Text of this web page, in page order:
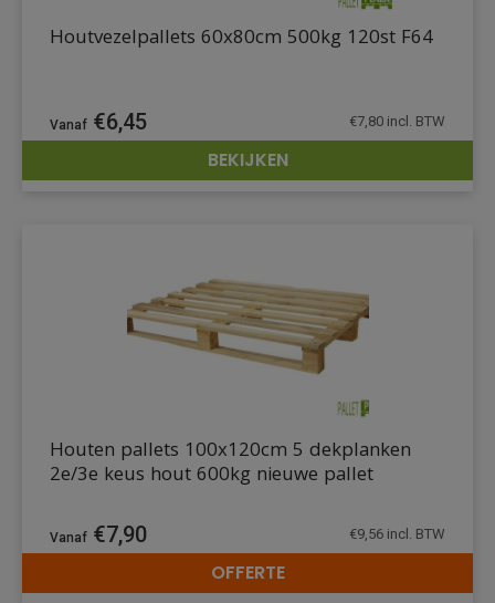
DETAILS
Houtvezelpallets 60x80cm 500kg 120st F64
€6,45 €7,80 incl. BTW
BEKIJKEN
DETAILS
Houten pallets 100x120cm 5 dekplanken
2e/3e keus hout 600kg nieuwe pallet
€7,90 €9,56 incl. BTW
OFFERTE